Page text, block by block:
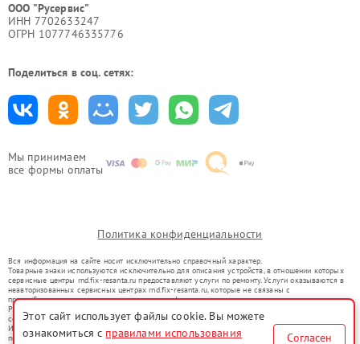
Мы принимаем
все формы оплаты
ООО "Русервис"
ИНН 7702633247
ОГРН 1077746335776
Поделиться в соц. сетях:
Политика конфиденциальности
Вся информация на сайте носит исключительно справочный характер.
Товарные знаки используются исключительно для описания устройств, в отношении которых
сервисные центры rnd.fix-resanta.ru предоставляют услуги по ремонту. Услуги оказываются в
неавторизованных сервисных центрах rnd.fix-resanta.ru, которые не связаны с
правообладателями товарных знаков или их официальными представителями.
Ремонт осуществляется для устройств, уже введенных в гражданский оборот в соответствии
со статьей 1487 ГК РФ.
Использование товарных знаков не преследует цели индивидуализации услуг или введения
потребителей в заблуждение, а служит для информирования о предоставляемых услугах по
Этот сайт использует файлы cookie. Вы можете
ознакомиться с правилами использования
Согласен